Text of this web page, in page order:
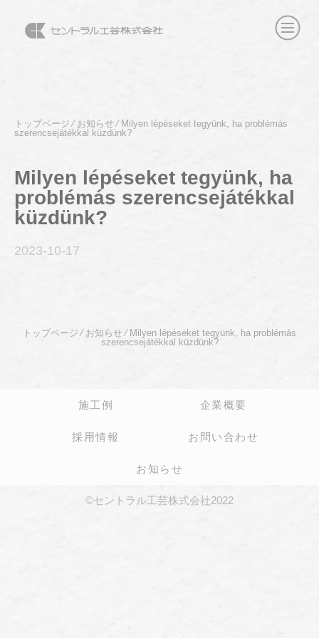
トップページ⁄ お知らせ⁄ Milyen lépéseket tegyünk, ha problémás
szerencsejátékkal küzdünk?
Milyen lépéseket tegyünk, ha
problémás szerencsejátékkal
küzdünk?
2023-10-17
トップページ ⁄ お知らせ⁄ Milyen lépéseket tegyünk, ha problémás
szerencsejátékkal küzdünk?
施工例 企業概要
採用情報 お問い合わせ
お知らせ
©セントラル工芸株式会社2022